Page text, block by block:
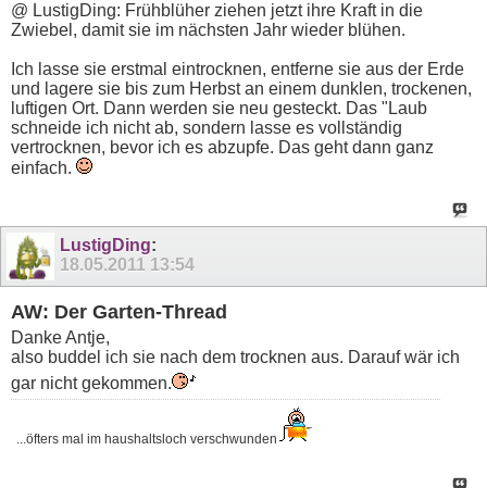
@ LustigDing: Frühblüher ziehen jetzt ihre Kraft in die
Zwiebel, damit sie im nächsten Jahr wieder blühen.
Ich lasse sie erstmal eintrocknen, entferne sie aus der Erde
und lagere sie bis zum Herbst an einem dunklen, trockenen,
luftigen Ort. Dann werden sie neu gesteckt. Das "Laub
schneide ich nicht ab, sondern lasse es vollständig
vertrocknen, bevor ich es abzupfe. Das geht dann ganz
einfach.
LustigDing:
18.05.2011 13:54
AW: Der Garten-Thread
Danke Antje,
also buddel ich sie nach dem trocknen aus. Darauf wär ich
gar nicht gekommen.
...öfters mal im haushaltsloch verschwunden